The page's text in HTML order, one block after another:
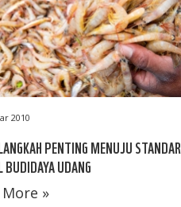
2010
PENTING MENUJU STANDAR
BUDIDAYA UDANG
More »